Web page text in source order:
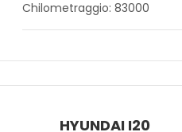
Chilometraggio: 83000
HYUNDAI I20